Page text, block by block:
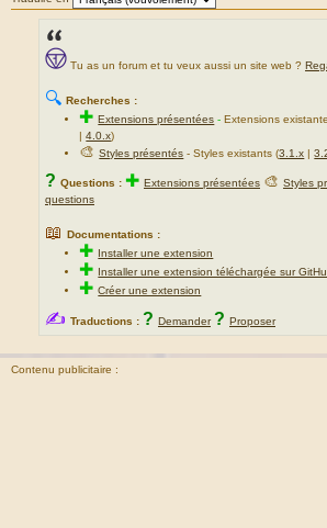
Tu as un forum et tu veux aussi un site web ?
🔍 Recherches :
✚Extensions présentées -Extensions
|4.0.x)
🎨Styles présentés - Styles existants (3.1.x |
? Questions : ✚ Extensions présentées 🎨 Styles
questions
📖 Documentations :
✚ Installer une extension
✚ Installer une extension téléchargée sur
✚Créer une extension
✍ Traductions : ? Demander ? Proposer
Contenu publicitaire :